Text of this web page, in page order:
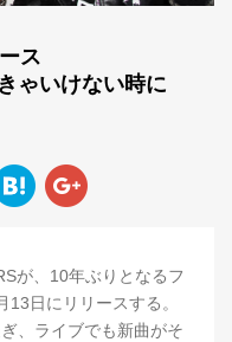
ス
ゃいけない時に
が、10年ぶりとなるフ
日にリリースする。
、ライブでも新曲がそ